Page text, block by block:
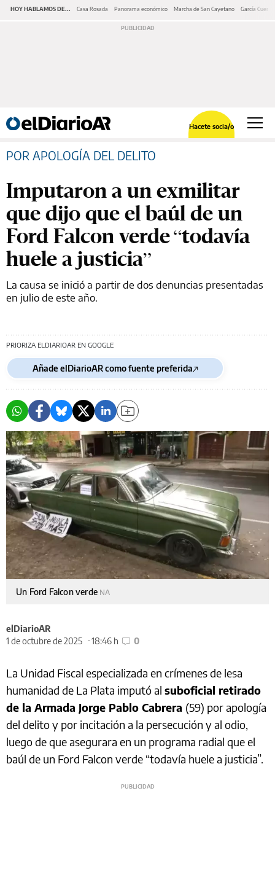
HOY HABLAMOS DE... Casa Rosada Panorama económico Marcha de San Cayetano García Cuerva
Hacete socia/o
POR APOLOGÍA DEL DELITO
Imputaron a un exmilitar
que dijo que el baúl de un
Ford Falcon verde “todavía
huele a justicia”
La causa se inició a partir de dos denuncias presentadas
en julio de este año.
PRIORIZA ELDIARIOAR EN GOOGLE
Añade elDiarioAR como fuente preferida
Un Ford Falcon verde NA
elDiarioAR
1 de octubre de 2025
18:46 h 0
La Unidad Fiscal especializada en crímenes de lesa
humanidad de La Plata imputó al suboficial retirado
de la Armada Jorge Pablo Cabrera (59) por apología
del delito y por incitación a la persecución y al odio,
luego de que asegurara en un programa radial que el
baúl de un Ford Falcon verde “todavía huele a justicia”.